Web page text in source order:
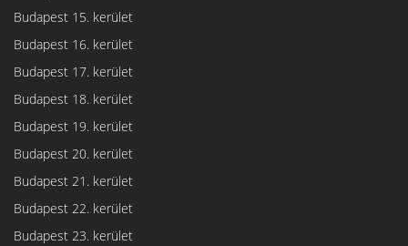
Budapest 15. kerület
Budapest 16. kerület
Budapest 17. kerület
Budapest 18. kerület
Budapest 19. kerület
Budapest 20. kerület
Budapest 21. kerület
Budapest 22. kerület
Budapest 23. kerület